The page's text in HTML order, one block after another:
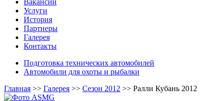
Вакансии
Услуги
История
Партнеры
Галерея
Контакты
Подготовка технических автомобилей
Автомобили для охоты и рыбалки
Главная >> Галерея >> Сезон 2012 >> Ралли Кубань 2012